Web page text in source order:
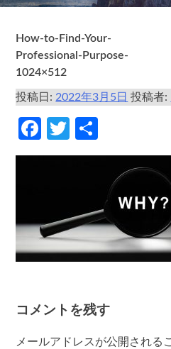
How-to-Find-Your-
Professional-Purpose-
1024×512
投稿日: 2022年3月5日 投稿者:
Facebook
Twitter
有
コメントを残す
メールアドレスが公開される